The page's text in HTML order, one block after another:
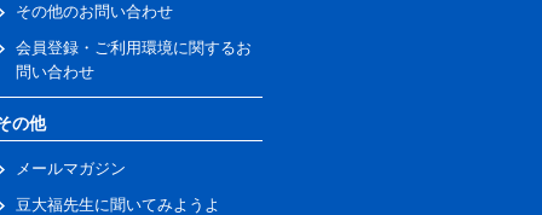
その他のお問い合わせ
会員登録・ご利用環境に関するお
問い合わせ
の他
メールマガジン
豆大福先生に聞いてみようよ